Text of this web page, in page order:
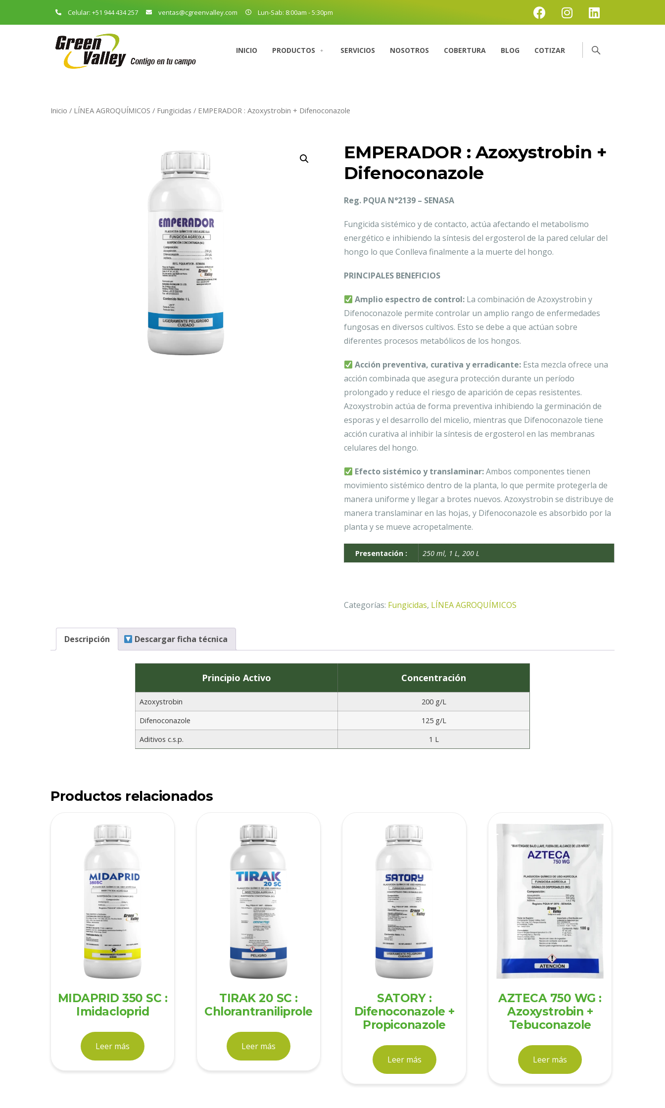
Celular: +51 944 434 257 ventas@cgreenvalley.com Lun-Sab: 8:00am - 5:30pm
INICIO PRODUCTOS SERVICIOS NOSOTROS COBERTURA BLOG COTIZAR
Inicio / LÍNEA AGROQUÍMICOS / Fungicidas / EMPERADOR : Azoxystrobin + Difenoconazole
EMPERADOR : Azoxystrobin +
Difenoconazole
Reg. PQUA N°2139 – SENASA
Fungicida sistémico y de contacto, actúa afectando el metabolismo
energético e inhibiendo la síntesis del ergosterol de la pared celular del
hongo lo que Conlleva finalmente a la muerte del hongo.
PRINCIPALES BENEFICIOS
Amplio espectro de control: La combinación de Azoxystrobin y
Difenoconazole permite controlar un amplio rango de enfermedades
fungosas en diversos cultivos. Esto se debe a que actúan sobre
diferentes procesos metabólicos de los hongos.
Acción preventiva, curativa y erradicante: Esta mezcla ofrece una
acción combinada que asegura protección durante un período
prolongado y reduce el riesgo de aparición de cepas resistentes.
Azoxystrobin actúa de forma preventiva inhibiendo la germinación de
esporas y el desarrollo del micelio, mientras que Difenoconazole tiene
acción curativa al inhibir la síntesis de ergosterol en las membranas
celulares del hongo.
Efecto sistémico y translaminar:Ambos componentes tienen
movimiento sistémico dentro de la planta, lo que permite protegerla de
manera uniforme y llegar a brotes nuevos. Azoxystrobin se distribuye de
manera translaminar en las hojas, y Difenoconazole es absorbido por la
planta y se mueve acropetalmente.
Presentación : 250 ml, 1 L, 200 L
Categorías: Fungicidas, LÍNEA AGROQUÍMICOS
Descripción Descargar ficha técnica
Principio Activo Concentración
Azoxystrobin
200 g/L
Difenoconazole
125 g/L
Aditivos c.s.p.
1 L
Productos relacionados
MIDAPRID 350 SC :
Imidacloprid
Leer más
TIRAK 20 SC :
Chlorantraniliprole
Leer más
SATORY :
Difenoconazole +
Propiconazole
Leer más
AZTECA 750 WG :
Azoxystrobin +
Tebuconazole
Leer más